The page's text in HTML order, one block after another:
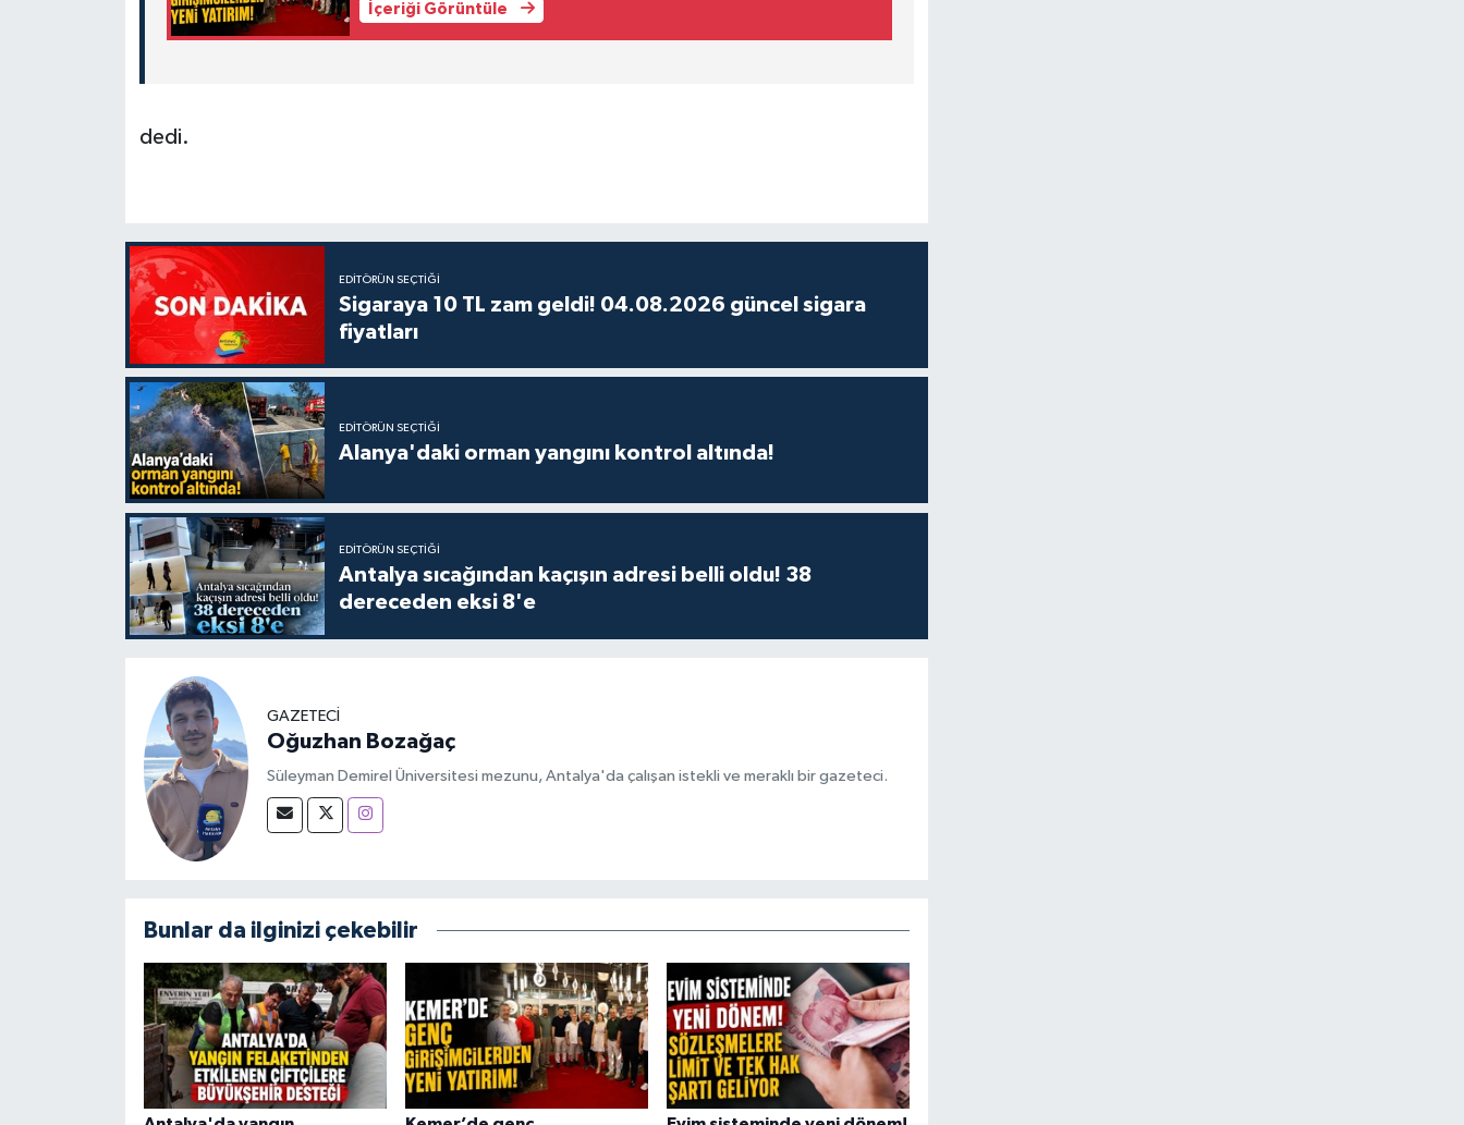
İçeriği Görüntüle
dedi.
EDITÖRÜN SEÇTIĞI
Sigaraya 10 TL zam geldi! 04.08.2026 güncel sigara
fiyatları
EDITÖRÜN SEÇTIĞI
Alanya'daki orman yangını kontrol altında!
EDITÖRÜN SEÇTIĞI
Antalya sıcağından kaçışın adresi belli oldu! 38
dereceden eksi 8'e
GAZETECİ
Oğuzhan Bozağaç
Süleyman Demirel Üniversitesi mezunu, Antalya'da çalışan istekli ve meraklı bir gazeteci.
Bunlar da ilginizi çekebilir